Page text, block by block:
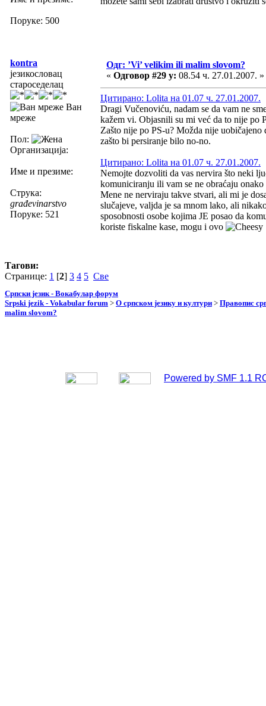
Поруке: 500
kontra
језикословац
староседелац
Ван
мреже
Пол:
Организација:
Име и презиме:
Струка:
građevinarstvo
Поруке: 521
Одг: ’Vi’ velikim ili malim slovom?
« Одговор #29 у: 08.54 ч. 27.01.2007. »
Цитирано: Lolita на 01.07 ч. 27.01.2007.
Dragi Vučenoviću, nadam se da vam ne
kažem vi. Objasnili su mi već da to nije po
Zašto nije po PS-u? Možda nije
zašto bi persiranje bilo no-no.
Цитирано: Lolita на 01.07 ч. 27.01.2007.
Nemojte dozvoliti da vas nervira što neki
komuniciranju ili vam se ne obraćaju
Mene ne nerviraju takve stvari, ali mi je
slučajeve, valjda je sa mnom lako, ali
sposobnosti osobe kojima JE posao da
koriste fiskalne kase, mogu i ovo
Тагови:
Странице: 1 [2] 3 4 5 Све
Српски језик - Вокабулар форум
Srpski jezik - Vokabular forum > О српском језику и култури > Правопис
malim slovom?
Powered by SMF 1.1